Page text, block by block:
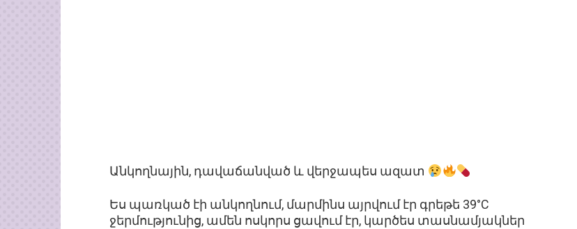
Անկողնային, դավաճանված և վերջապես ազատ
Ես պառկած էի անկողնում, մարմինս այրվում էր գրեթե 39°C
ջերմությունից, ամեն ոսկորս ցավում էր, կարծես տասնամյակներ